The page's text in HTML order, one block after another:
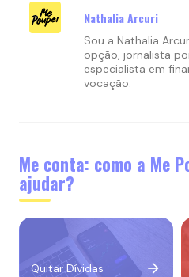
Nathalia Arcuri
Sou a Nathalia
opção, jornalista
especialista em
vocação.
Me conta: como a Me
ajudar?
Quitar Dívidas